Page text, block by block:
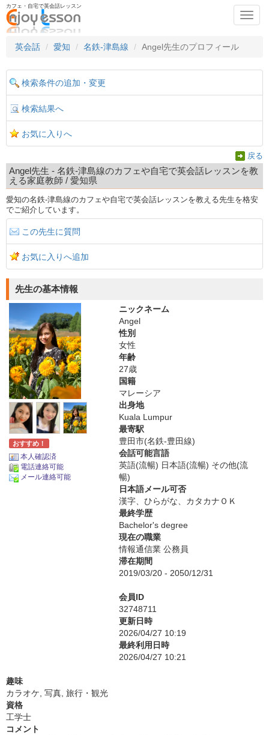
カフェ・自宅で英会話レッスン
英会話
愛知 名鉄-津島線 Angel先生のプロフィール
検索条件の追加・変更
検索結果へ
お気に入りへ
戻る
Angel先生 - 名鉄-津島線のカフェや自宅で英会話レッスンを教
える家庭教師 / 愛知県
愛知の名鉄-津島線のカフェや自宅で英会話レッスンを教える先生を格安
でご紹介しています。
この先生に質問
お気に入りへ追加
先生の基本情報
おすすめ！
本人確認済
電話連絡可能
メール連絡可能
ニックネーム
Angel
性別
女性
年齢
27歳
国籍
マレーシア
出身地
Kuala Lumpur
最寄駅
豊田市(名鉄-豊田線)
会話可能言語
英語(流暢) 日本語(流暢) その他(流
暢)
日本語メール可否
漢字、ひらがな、カタカナＯＫ
最終学歴
Bachelor's degree
現在の職業
情報通信業 公務員
滞在期間
2019/03/20 - 2050/12/31
会員ID
32748711
更新日時
2026/04/27 10:19
最終利用日時
2026/04/27 10:21
趣味
カラオケ, 写真, 旅行・観光
資格
工学士
コメント